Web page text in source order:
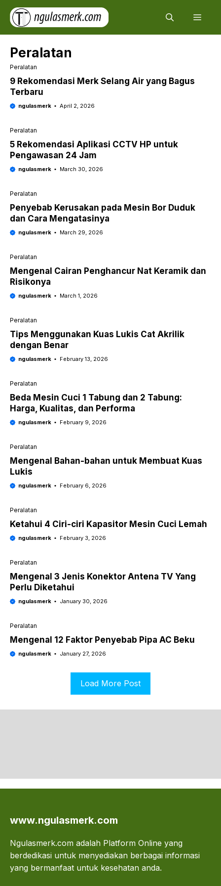
Skip
content
Peralatan
Peralatan
9 Rekomendasi Merk Selang Air yang Bagus
Terbaru
ngulasmerk April 2, 2026
Peralatan
5 Rekomendasi Aplikasi CCTV HP untuk
Pengawasan 24 Jam
ngulasmerk March 30, 2026
Peralatan
Penyebab Kerusakan pada Mesin Bor Duduk
dan Cara Mengatasinya
ngulasmerk March 29, 2026
Peralatan
Mengenal Cairan Penghancur Nat Keramik dan
Risikonya
ngulasmerk March 1, 2026
Peralatan
Tips Menggunakan Kuas Lukis Cat Akrilik
dengan Benar
ngulasmerk February 13, 2026
Peralatan
Beda Mesin Cuci 1 Tabung dan 2 Tabung:
Harga, Kualitas, dan Performa
ngulasmerk February 9, 2026
Peralatan
Mengenal Bahan-bahan untuk Membuat Kuas
Lukis
ngulasmerk February 6, 2026
Peralatan
Ketahui 4 Ciri-ciri Kapasitor Mesin Cuci Lemah
ngulasmerk February 3, 2026
Peralatan
Mengenal 3 Jenis Konektor Antena TV Yang
Perlu Diketahui
ngulasmerk January 30, 2026
Peralatan
Mengenal 12 Faktor Penyebab Pipa AC Beku
ngulasmerk January 27, 2026
Load More Post
www.ngulasmerk.com
Ngulasmerk.com adalah Platform Online yang
berdedikasi untuk menyediakan berbagai informasi
yang bermanfaat untuk kesehatan anda.